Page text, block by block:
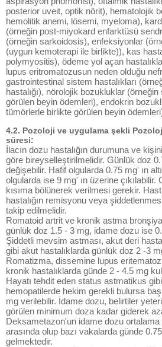
posterior uveit, optik nörit), hematolojik
hemolitik anemi, lösemi, myeloma),
(örneğin post-miyokard enfarktüsü
(örneğin sarkoidosis), enfeksiyonlar
(uygun kemoterapi ile birlikte)), kas
polymyositis), ödeme yol açan
lupus eritromatozusun neden olduğu
gastrointestinal sistem hastalıkları
hastalığı), nörolojik bozukluklar
görülen beyin ödemleri), endokrin
tümörlerle birlikte görülen beyin
4.2. Pozoloji ve uygulama şekli
süresi:
İlacın dozu hastalığın durumuna ve
göre bireyselleştirilmelidir. Günlük doz
değişebilir. Hafif olgularda 0.75 mg' ın
olgularda ise 9 mg' ın üzerine
kısıma bölünerek verilmesi gerekir.
hastalığın remisyonu veya
takip edilmelidir.
Romatoid artrit ve kronik astma
günlük doz 1.5 - 3 mg, idame dozu ise
Şiddetli mevsim astması, akut deri
gibi akut hastalıklarda günlük doz 2 -3
Romatizma, dissemine lupus
kronik hastalıklarda günde 2 - 4.5 mg
Hayatı tehdit eden status astmatikus
hemopatilerde hekim gerekli bulursa
mg verilebilir. İdame dozu, belirtiler
görülen minimum doza kadar giderek
Deksametazon'un idame dozu
arasında olup bazı vakalarda günde
gelmektedir.